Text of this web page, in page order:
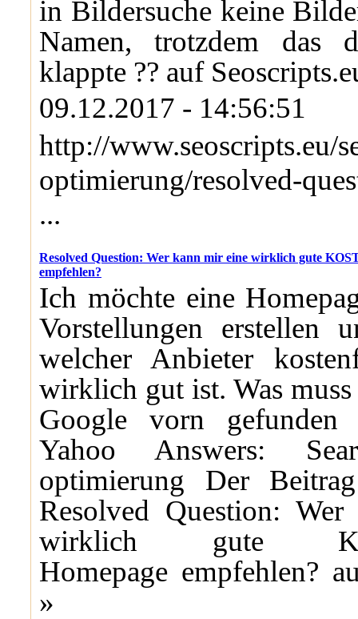
in Bildersuche keine
Namen, trotzdem das
klappte ?? auf
09.12.2017 - 14:56:51
http://www.seoscripts.eu/
optimierung/resolved-
...
Resolved Question: Wer kann mir eine wirklich gute
empfehlen?
Ich möchte eine
Vorstellungen erstellen
welcher Anbieter
wirklich gut ist. Was
Google vorn
Yahoo Answers:
optimierung Der
Resolved Question:
wirklich gute
Homepage empfehlen?
»